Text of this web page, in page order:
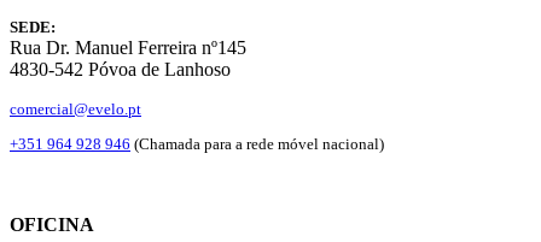
SEDE:
Rua Dr. Manuel Ferreira nº145
4830-542 Póvoa de Lanhoso
comercial@evelo.pt
+351 964 928 946 (Chamada para a rede móvel nacional)
OFICINA